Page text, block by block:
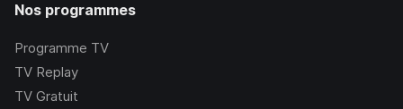
Nos programmes
Programme TV
TV Replay
TV Gratuit